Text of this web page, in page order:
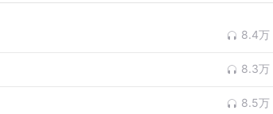
8.4万
8.3万
8.5万